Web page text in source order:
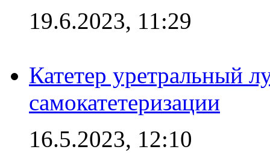
19.6.2023, 11:29
Катетер уретральный
самокатетеризации
16.5.2023, 12:10